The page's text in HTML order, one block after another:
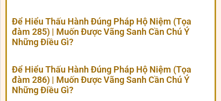
Để Hiểu Thấu Hành Đúng Pháp Hộ Niệm (Tọa
đàm 285) | Muốn Được Vãng Sanh Cần Chú Ý
Những Điều Gì?
Để Hiểu Thấu Hành Đúng Pháp Hộ Niệm (Tọa
đàm 286) | Muốn Được Vãng Sanh Cần Chú Ý
Những Điều Gì?